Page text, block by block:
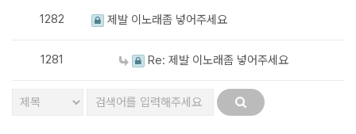
1282 제발 이노래좀 넣어주세요
1281 Re: 제발 이노래좀 넣어주세요